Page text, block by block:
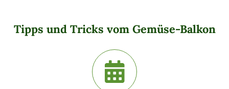
Tipps und Tricks vom Gemüse-Balkon